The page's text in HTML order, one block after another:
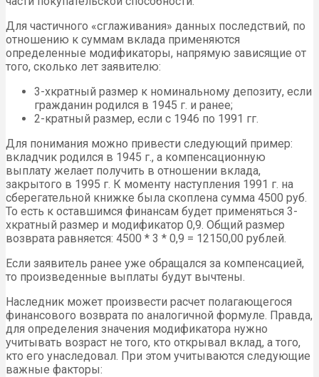
Для частичного «сглаживания» данных последствий, по
отношению к суммам вклада применяются
определенные модификаторы, напрямую зависящие от
того, сколько лет заявителю:
3-хкратный размер к номинальному депозиту, если
гражданин родился в 1945 г. и ранее;
2-кратный размер, если с 1946 по 1991 гг.
Для понимания можно привести следующий пример:
вкладчик родился в 1945 г., а компенсационную
выплату желает получить в отношении вклада,
закрытого в 1995 г. К моменту наступления 1991 г. на
сберегательной книжке была скоплена сумма 4500 руб.
То есть к оставшимся финансам будет применяться 3-
хкратный размер и модификатор 0,9. Общий размер
возврата равняется: 4500 * 3 * 0,9 = 12150,00 рублей.
Если заявитель ранее уже обращался за компенсацией,
то произведенные выплаты будут вычтены.
Наследник может произвести расчет полагающегося
финансового возврата по аналогичной формуле. Правда,
для определения значения модификатора нужно
учитывать возраст не того, кто открывал вклад, а того,
кто его унаследовал. При этом учитываются следующие
важные факторы: